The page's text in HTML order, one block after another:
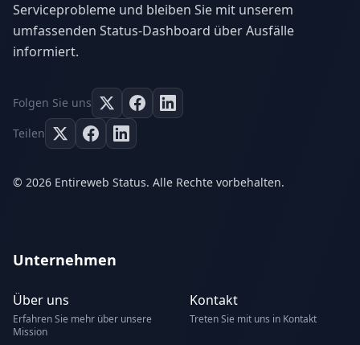
Serviceprobleme und bleiben Sie mit unserem
umfassenden Status-Dashboard über Ausfälle
informiert.
Folgen Sie uns
Teilen
© 2026 Entireweb Status. Alle Rechte vorbehalten.
Unternehmen
Über uns
Erfahren Sie mehr über unsere
Mission
Kontakt
Treten Sie mit uns in Kontakt